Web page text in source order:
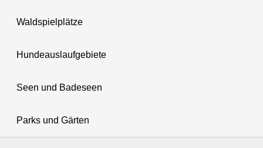
Waldspielplätze
Hundeauslaufgebiete
Seen und Badeseen
Parks und Gärten